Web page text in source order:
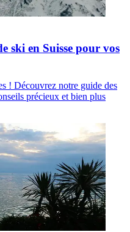
ski en Suisse pour vos
! Découvrez notre guide des
précieux et bien plus